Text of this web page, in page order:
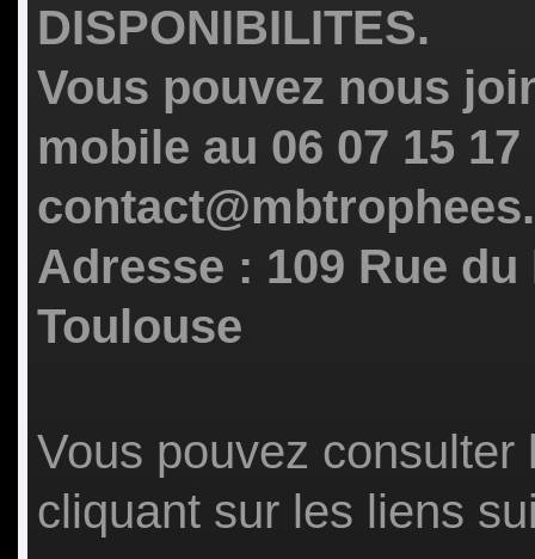
DISPONIBILITES.
Vous pouvez nous
mobile au 06 07 15
Adresse : 109 Rue
Toulouse
Vous pouvez
cliquant sur les liens